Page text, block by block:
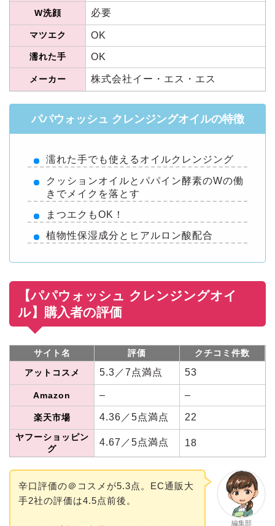
W洗顔 必要
マツエク OK
濡れた手 OK
メーカー 株式会社イー・エス・エス
パパウォッシュ クレンジングオイルの特徴
濡れた手でも使えるオイルクレンジング
クッションオイルとパパイン酵素のWの働
きでメイクを落とす
まつエクもOK！
植物性保湿成分とヒアルロン酸配合
【パパウォッシュ クレンジングオイ
ル】購入者の評価
サイト名 評価
クチコミ件数
アットコスメ
5.3／7点満点 53
Amazon – –
楽天市場 4.36／5点満点 22
ヤフーショッピン
グ
4.67／5点満点 18
編集部
辛口評価の＠コスメが5.3点。EC通販大
手2社の評価は4.5点前後。